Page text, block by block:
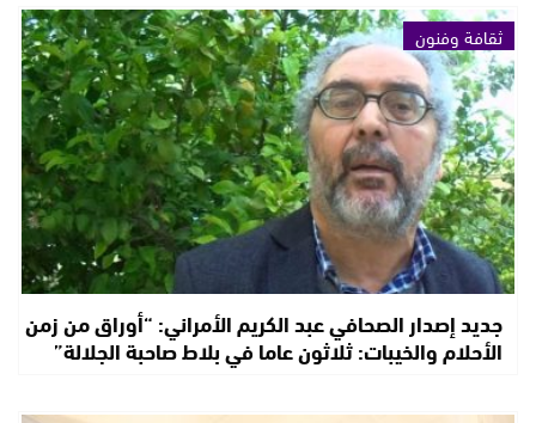
ثقافة وفنون
جديد إصدار الصحافي عبد الكريم الأمراني: “أوراق من زمن
الأحلام والخيبات: ثلاثون عاما في بلاط صاحبة الجلالة”